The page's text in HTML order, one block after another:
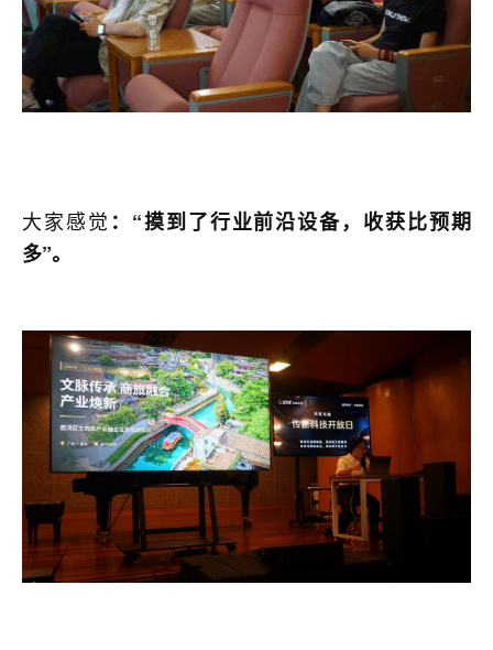
大家感觉 ：“摸到了行业前沿设备，收获比预期
多”。